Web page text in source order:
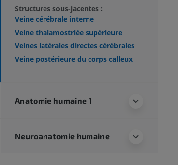
Structures sous-jacentes :
Veine cérébrale interne
Veine thalamostriée supérieure
Veines latérales directes cérébrales
Veine postérieure du corps calleux
Anatomie humaine 1
Neuroanatomie humaine